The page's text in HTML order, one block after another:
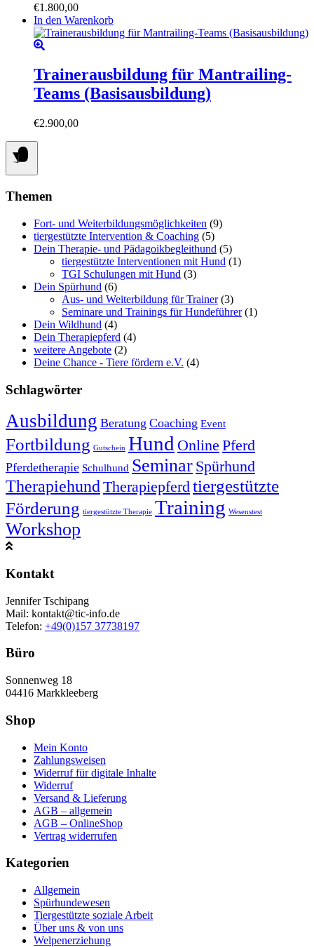
auf
der
gewählt
werden
€1.800,00
In den Warenkorb
Trainerausbildung für Mantrailing-
Teams (Basisausbildung)
€2.900,00
Themen
Fort- und Weiterbildungsmöglichkeiten (9)
tiergestützte Intervention & Coaching (5)
Dein Therapie- und Pädagoikbegleithund (5)
tiergestützte Interventionen mit Hund (1)
TGI Schulungen mit Hund (3)
Dein Spürhund (6)
Aus- und Weiterbildung für Trainer (3)
Seminare und Trainings für Hundeführer (1)
Dein Wildhund (4)
Dein Therapiepferd (4)
weitere Angebote (2)
Deine Chance - Tiere fördern e.V. (4)
Schlagwörter
Ausbildung Beratung Coaching Event
Fortbildung Gutschein Hund Online Pferd
Pferdetherapie Schulhund Seminar Spürhund
TherapiehundTherapiepferdtiergestützte
Förderung tiergestützte Therapie Training Wesenstest
Workshop
Kontakt
Jennifer Tschipang
Mail: kontakt@tic-info.de
Telefon: ‭ +49(0)157 37738197‬
Büro
Sonnenweg 18
04416 Markkleeberg
Shop
Mein Konto
Zahlungsweisen
Widerruf für digitale Inhalte
Widerruf
Versand & Lieferung
AGB – allgemein
AGB – OnlineShop
Vertrag widerrufen
Kategorien
Allgemein
Spürhundewesen
Tiergestützte soziale Arbeit
Über uns & von uns
Welpenerziehung